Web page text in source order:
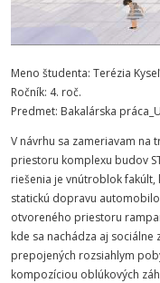
Meno študenta: Terézia
Ročník: 4. roč.
Predmet: Bakalárska práca_U
V návrhu sa zameriavam na
priestoru komplexu budov
riešenia je vnútroblok
statickú dopravu
otvoreného priestoru
kde sa nachádza aj
prepojených rozsiahlym
kompozíciou oblúkových